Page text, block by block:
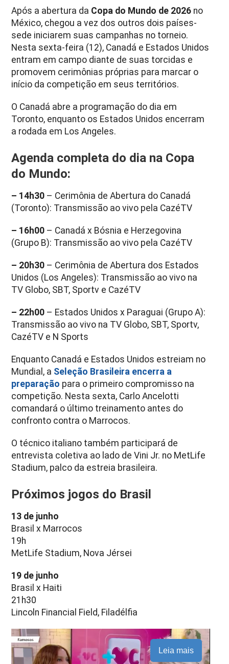
Após a abertura da Copa do Mundo de 2026 no
México, chegou a vez dos outros dois países-
sede iniciarem suas campanhas no torneio.
Nesta sexta-feira (12), Canadá e Estados Unidos
entram em campo diante de suas torcidas e
promovem cerimônias próprias para marcar o
início da competição em seus territórios.
O Canadá abre a programação do dia em
Toronto, enquanto os Estados Unidos encerram
a rodada em Los Angeles.
Agenda completa do dia na Copa
do Mundo:
– 14h30 – Cerimônia de Abertura do Canadá
(Toronto): Transmissão ao vivo pela CazéTV
– 16h00 – Canadá x Bósnia e Herzegovina
(Grupo B): Transmissão ao vivo pela CazéTV
– 20h30 – Cerimônia de Abertura dos Estados
Unidos (Los Angeles): Transmissão ao vivo na
TV Globo, SBT, Sportv e CazéTV
– 22h00 – Estados Unidos x Paraguai (Grupo A):
Transmissão ao vivo na TV Globo, SBT, Sportv,
CazéTV e N Sports
Enquanto Canadá e Estados Unidos estreiam no
Mundial, a Seleção Brasileira encerra a
preparação para o primeiro compromisso na
competição. Nesta sexta, Carlo Ancelotti
comandará o último treinamento antes do
confronto contra o Marrocos.
O técnico italiano também participará de
entrevista coletiva ao lado de Vini Jr. no MetLife
Stadium, palco da estreia brasileira.
Próximos jogos do Brasil
13 de junho
Brasil x Marrocos
19h
MetLife Stadium, Nova Jérsei
19 de junho
Brasil x Haiti
21h30
Lincoln Financial Field, Filadélfia
Leia mais